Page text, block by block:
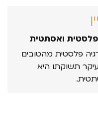
פלסטית ואסתטית
פלסטית מהטובים
תשוקתו היא